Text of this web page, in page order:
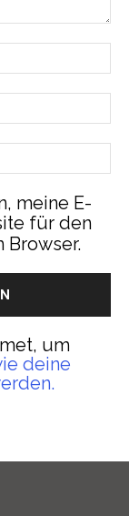
meine E-
für den
Browser.
um
deine